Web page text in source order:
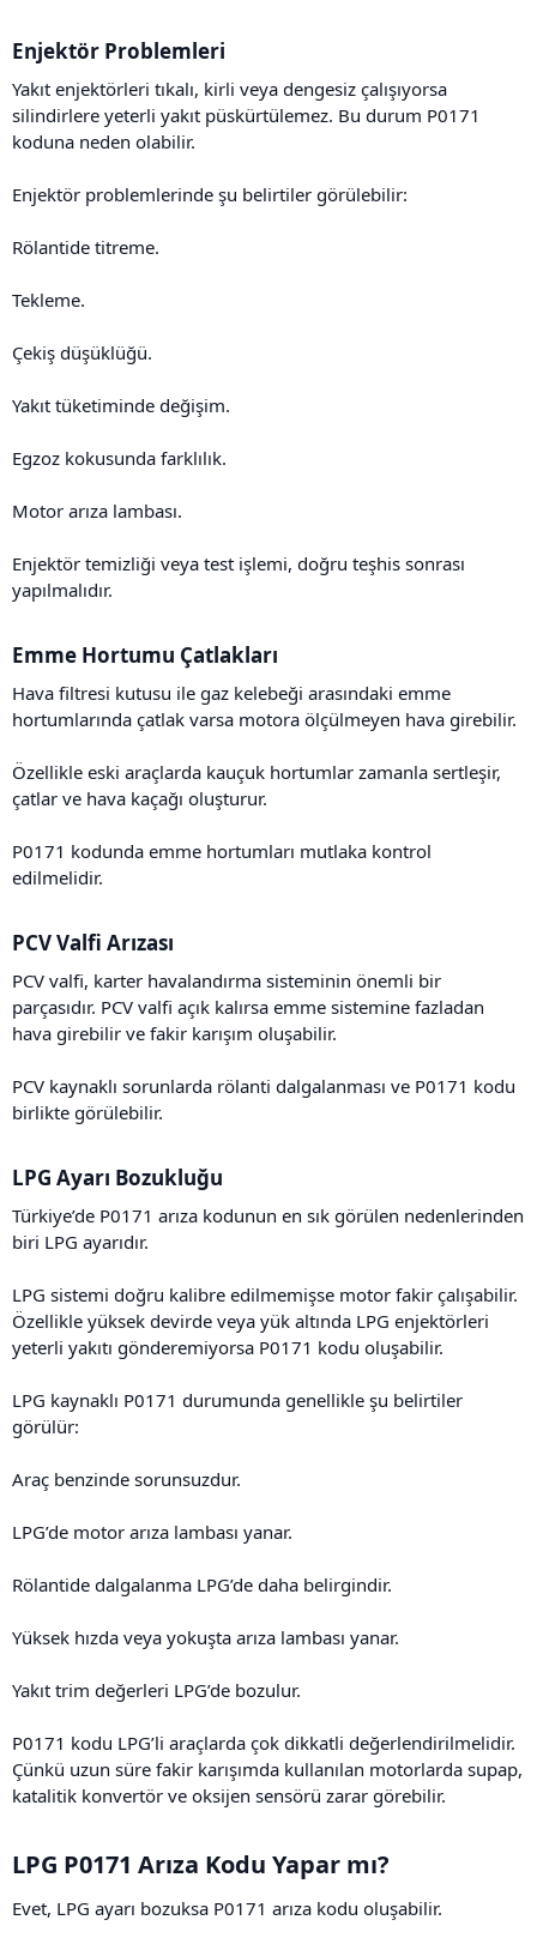
Enjektör Problemleri​
Yakıt enjektörleri tıkalı, kirli veya dengesiz çalışıyorsa
silindirlere yeterli yakıt püskürtülemez. Bu durum P0171
koduna neden olabilir.
Enjektör problemlerinde şu belirtiler görülebilir:
Rölantide titreme.
Tekleme.
Çekiş düşüklüğü.
Yakıt tüketiminde değişim.
Egzoz kokusunda farklılık.
Motor arıza lambası.
Enjektör temizliği veya test işlemi, doğru teşhis sonrası
yapılmalıdır.
Emme Hortumu Çatlakları​
Hava filtresi kutusu ile gaz kelebeği arasındaki emme
hortumlarında çatlak varsa motora ölçülmeyen hava girebilir.
Özellikle eski araçlarda kauçuk hortumlar zamanla sertleşir,
çatlar ve hava kaçağı oluşturur.
P0171 kodunda emme hortumları mutlaka kontrol
edilmelidir.
PCV Valfi Arızası​
PCV valfi, karter havalandırma sisteminin önemli bir
parçasıdır. PCV valfi açık kalırsa emme sistemine fazladan
hava girebilir ve fakir karışım oluşabilir.
PCV kaynaklı sorunlarda rölanti dalgalanması ve P0171 kodu
birlikte görülebilir.
LPG Ayarı Bozukluğu​
Türkiye’de P0171 arıza kodunun en sık görülen nedenlerinden
biri LPG ayarıdır.
LPG sistemi doğru kalibre edilmemişse motor fakir çalışabilir.
Özellikle yüksek devirde veya yük altında LPG enjektörleri
yeterli yakıtı gönderemiyorsa P0171 kodu oluşabilir.
LPG kaynaklı P0171 durumunda genellikle şu belirtiler
görülür:
Araç benzinde sorunsuzdur.
LPG’de motor arıza lambası yanar.
Rölantide dalgalanma LPG’de daha belirgindir.
Yüksek hızda veya yokuşta arıza lambası yanar.
Yakıt trim değerleri LPG’de bozulur.
P0171 kodu LPG’li araçlarda çok dikkatli değerlendirilmelidir.
Çünkü uzun süre fakir karışımda kullanılan motorlarda supap,
katalitik konvertör ve oksijen sensörü zarar görebilir.
LPG P0171 Arıza Kodu Yapar mı?​
Evet, LPG ayarı bozuksa P0171 arıza kodu oluşabilir.